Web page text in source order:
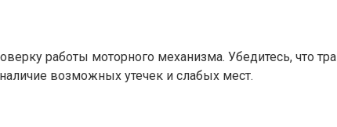
работы моторного механизма. Убедитесь, что
возможных утечек и слабых мест.